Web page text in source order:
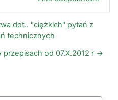
dot.. "ciężkich" pytań z
technicznych
przepisach od 07.X.2012 r →